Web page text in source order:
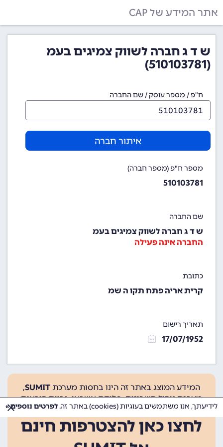
אתר המידע של CAP
ש ד ג חברה לשווק צמיגים בעמ
(510103781)
ח"פ / מספר עוסק / שם החברה
איתור חברה
מספר ח"פ (מספר חברה)
510103781
שם החברה
ש ד ג חברה לשווק צמיגים בעמ
החברה אינה פעילה
כתובת
קרית אריה פתח תקו ה שמ
תאריך רישום
17/07/1952
המידע המוצג באתר זה הינו בחסות מערכת SUMIT
,
מערכת ניהול חשבונות, סליקת אשראי, גביית הוראות
קבע ועוד.
לחצו כאן להצטרפות חינם
לידיעתך, אנו משתמשים בעוגיות (cookies) באתר זה. לפרטים נוספים »